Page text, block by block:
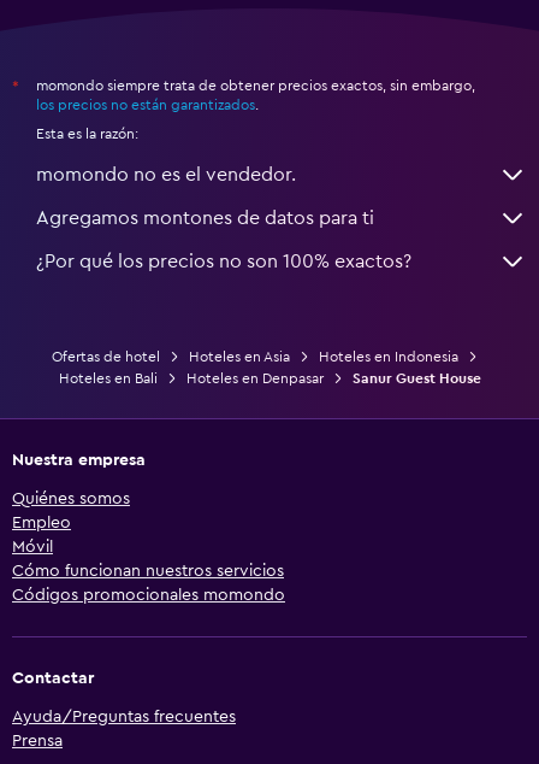
*
momondo siempre trata de obtener precios exactos, sin embargo,
los precios no están garantizados
Esta es la razón:
momondo no es el vendedor.
Agregamos montones de datos para ti
¿Por qué los precios no son 100% exactos?
Ofertas de hotel Hoteles en Asia
Hoteles en Indonesia
Hoteles en Bali
Hoteles en Denpasar Sanur Guest House
Nuestra empresa
Quiénes somos
Empleo
Móvil
Cómo funcionan nuestros servicios
Códigos promocionales momondo
Contactar
Ayuda/Preguntas frecuentes
Prensa